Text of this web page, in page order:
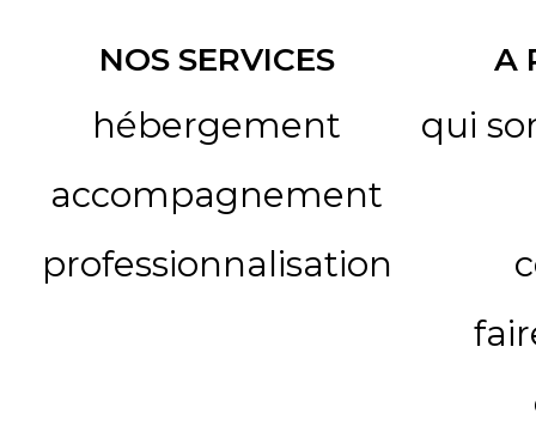
NOS SERVICES
hébergement
accompagnement
professionnalisation
A
qui